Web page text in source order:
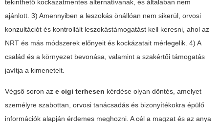
tekinthető kockázatmentes alternatívának, és általában nem
ajánlott. 3) Amennyiben a leszokás önállóan nem sikerül, orvosi
konzultációt és kontrollált leszokástámogatást kell keresni, ahol az
NRT és más módszerek előnyeit és kockázatait mérlegelik. 4) A
család és a környezet bevonása, valamint a szakértői támogatás
javítja a kimenetelt.
Végső soron az e cigi terhesen kérdése olyan döntés, amelyet
személyre szabottan, orvosi tanácsadás és bizonyítékokra épülő
információk alapján érdemes meghozni. A cél a magzat és az anya